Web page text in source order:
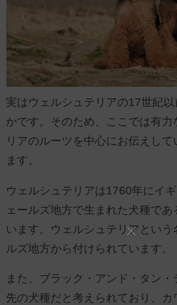
実はウェルシュテリアの17世紀
かです。そのため、ここでは有力
リアのルーツを中心にお伝えし
ます。
ウェルシュテリアは1760年にイ
ェールズ地方で生まれた犬種であ
います。ウェルシュテリアという
ルズ地方から付けられています。
また、ブラック・アンド・タン・
先の犬種だと考えられており、カ